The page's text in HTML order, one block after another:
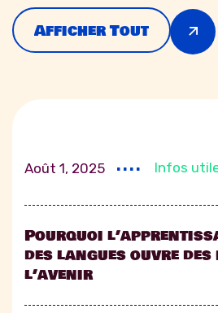
Afficher Tout
Août 6, 2025 .... Infos
Intégrer le numérique
: bénéfices et bonnes